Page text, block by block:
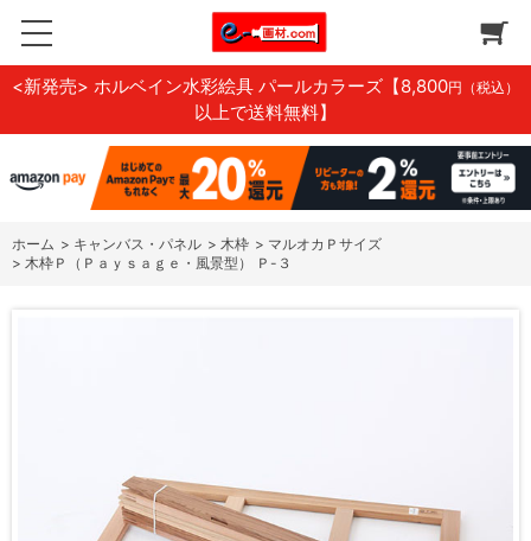
<新発売> ホルベイン水彩絵具 パールカラーズ 【8,800円（税込）
以上で送料無料】
ホーム > キャンバス・パネル > 木枠 > マルオカＰサイズ
> 木枠Ｐ（Ｐａｙｓａｇｅ・風景型） Ｐ-３